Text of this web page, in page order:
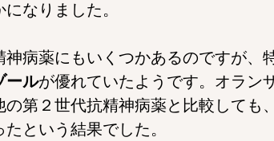
なりました。
神病薬にもいくつかあるのですが、
ールが優れていたようです。オラン
の第２世代抗精神病薬と比較しても
という結果でした。